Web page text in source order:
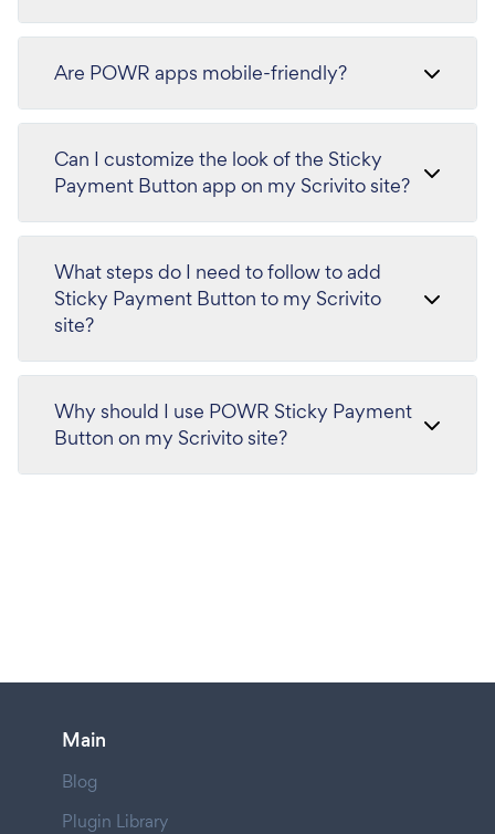
Are POWR apps mobile-friendly?
Can I customize the look of the Sticky
Payment Button app on my Scrivito site?
What steps do I need to follow to add
Sticky Payment Button to my Scrivito
site?
Why should I use POWR Sticky Payment
Button on my Scrivito site?
Main
Blog
Plugin Library